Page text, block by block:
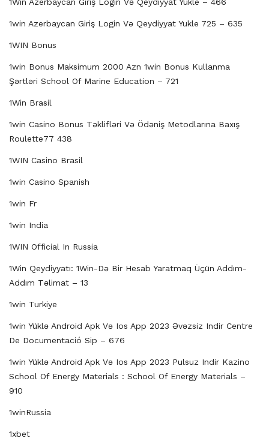
1win Azerbaycan Giriş Login Və Qeydiyyat Yukle 725 – 635
1WIN Bonus
1win Bonus Maksimum 2000 Azn 1win Bonus Kullanma
Şərtləri School Of Marine Education – 721
1Win Brasil
1win Casino Bonus Təklifləri Və Ödəniş Metodlarına Baxış
Roulette77 438
1WIN Casino Brasil
1win Casino Spanish
1win Fr
1win India
1WIN Official In Russia
1Win Qeydiyyatı: 1Win-Də Bir Hesab Yaratmaq Üçün Addım-
Addım Təlimat – 13
1win Turkiye
1win Yüklə Android Apk Və Ios App 2023 Əvəzsiz Indir Centre
De Documentació Sip – 676
1win Yüklə Android Apk Və Ios App 2023 Pulsuz Indir Kazino
School Of Energy Materials : School Of Energy Materials –
910
1winRussia
1xbet